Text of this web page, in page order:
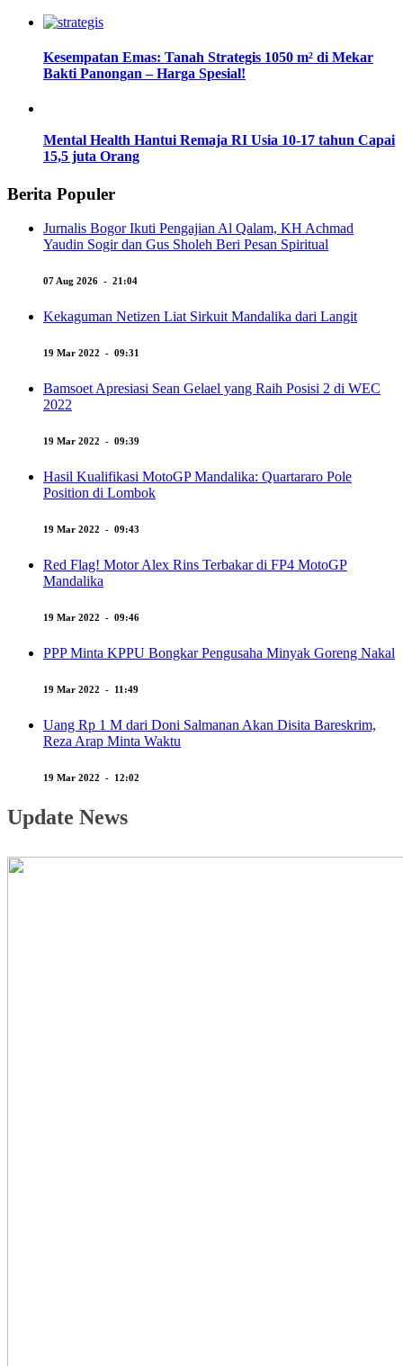
Kesempatan Emas: Tanah Strategis 1050 m² di Mekar
Bakti Panongan – Harga Spesial!
Mental Health Hantui Remaja RI Usia 10-17 tahun Capai
15,5 juta Orang
Berita Populer
Jurnalis Bogor Ikuti Pengajian Al Qalam, KH Achmad
Yaudin Sogir dan Gus Sholeh Beri Pesan Spiritual
07 Aug 2026 - 21:04
Kekaguman Netizen Liat Sirkuit Mandalika dari Langit
19 Mar 2022 - 09:31
Bamsoet Apresiasi Sean Gelael yang Raih Posisi 2 di WEC
2022
19 Mar 2022 - 09:39
Hasil Kualifikasi MotoGP Mandalika: Quartararo Pole
Position di Lombok
19 Mar 2022 - 09:43
Red Flag! Motor Alex Rins Terbakar di FP4 MotoGP
Mandalika
19 Mar 2022 - 09:46
PPP Minta KPPU Bongkar Pengusaha Minyak Goreng Nakal
19 Mar 2022 - 11:49
Uang Rp 1 M dari Doni Salmanan Akan Disita Bareskrim,
Reza Arap Minta Waktu
19 Mar 2022 - 12:02
Update News